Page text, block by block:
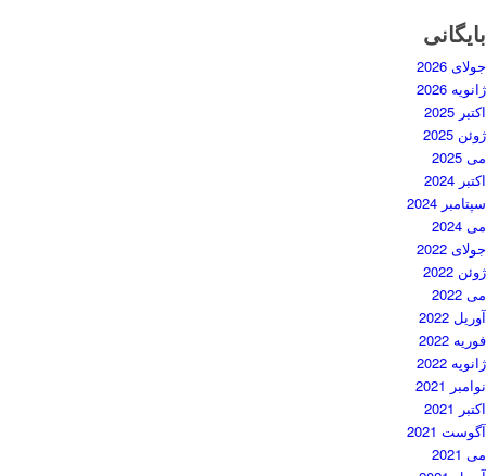
بایگانی
جولای 2026
ژانویه 2026
اکتبر 2025
ژوئن 2025
می 2025
اکتبر 2024
سپتامبر 2024
می 2024
جولای 2022
ژوئن 2022
می 2022
آوریل 2022
فوریه 2022
ژانویه 2022
نوامبر 2021
اکتبر 2021
آگوست 2021
می 2021